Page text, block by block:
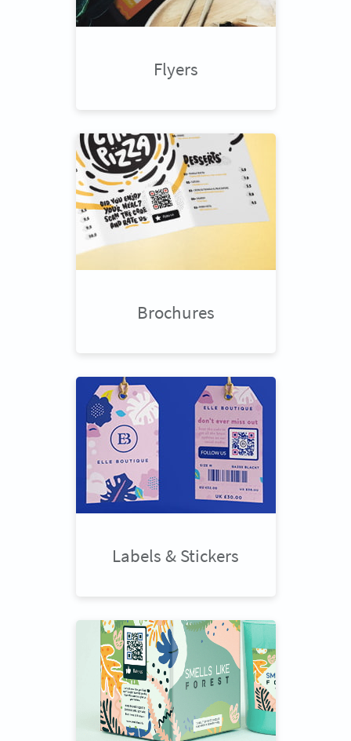
Flyers
Brochures
Labels & Stickers